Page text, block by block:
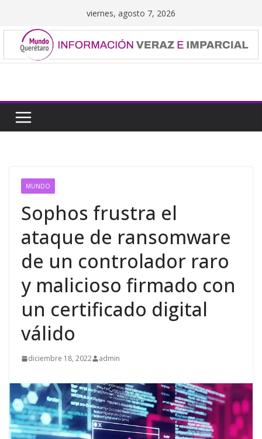
contenido
viernes, agosto 7, 2026
MUNDO
Sophos frustra el
ataque de ransomware
de un controlador raro
y malicioso firmado con
un certificado digital
válido
diciembre 18, 2022 admin